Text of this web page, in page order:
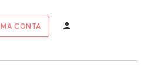
CONTA